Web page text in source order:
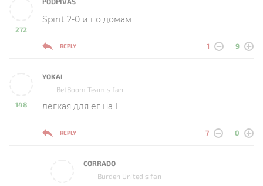
272
-
Spirit 2-0 и по домам
REPLY 1 9
148
-
YOKAI
BetBoom Team s fan
лёгкая для ег на 1
REPLY 7 0
CORRADO
Burden United s fan